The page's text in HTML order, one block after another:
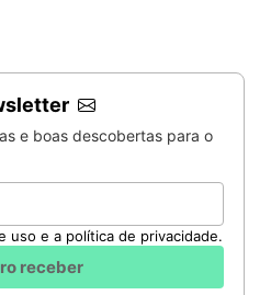
e boas descobertas para o
uso e a política de privacidade.
receber